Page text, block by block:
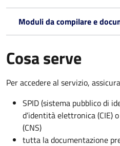
Moduli da compilare e
Cosa serve
Per accedere al servizio,
SPID (sistema pubblico di
d’identità elettronica (CIE)
(CNS)
tutta la documentazione